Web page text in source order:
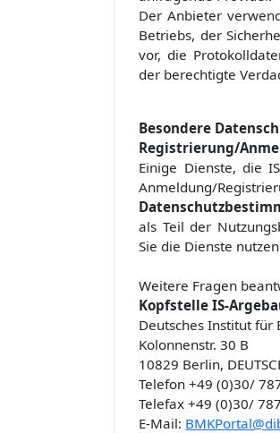
Der Anbieter
Betriebs, der
vor, die
der berechtigte
Besondere
Registrierung/
Einige Dienste, die
Anmeldung/
als Teil der
Sie die Dienste
Weitere Fragen
Kopfstelle IS-
Deutsches Institut für
Kolonnenstr. 30 B
10829 Berlin,
Telefon +49 (0)30/
Telefax +49 (0)30/
E-Mail: